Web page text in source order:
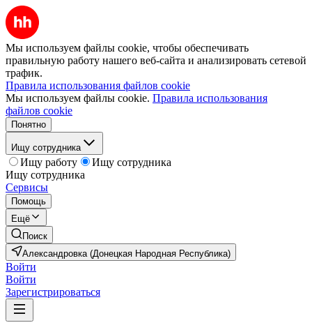
Мы используем файлы cookie, чтобы обеспечивать
правильную работу нашего веб-сайта и анализировать сетевой
трафик.
Правила использования файлов cookie
Мы используем файлы cookie. Правила использования
файлов cookie
Понятно
Ищу сотрудника
Ищу работу
Ищу сотрудника
Ищу сотрудника
Сервисы
Помощь
Ещё
Поиск
Александровка (Донецкая Народная Республика)
Войти
Войти
Зарегистрироваться